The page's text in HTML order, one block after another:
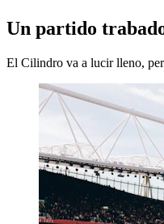
Un partido
El Cilindro va a lucir lleno,